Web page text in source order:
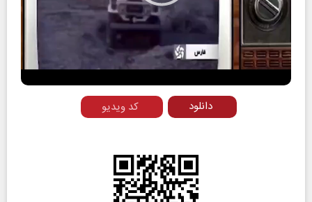
Play
Video
کد ویدیو دانلود